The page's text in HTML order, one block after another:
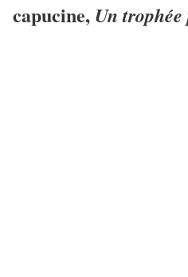
capucine, Un